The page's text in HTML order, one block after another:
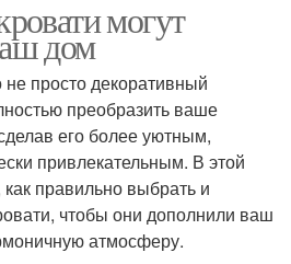
могут
дом
просто декоративный
преобразить ваше
его более уютным,
привлекательным. В этой
правильно выбрать и
чтобы они дополнили ваш
атмосферу.